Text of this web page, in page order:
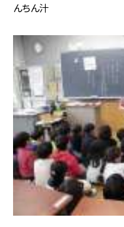
んちん汁